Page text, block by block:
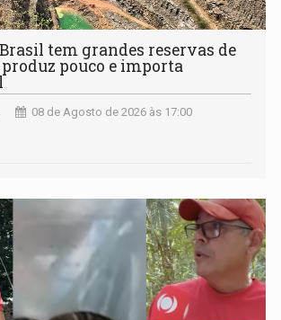
tem grandes reservas de
pouco e importa
08 de Agosto de 2026 às 17:00